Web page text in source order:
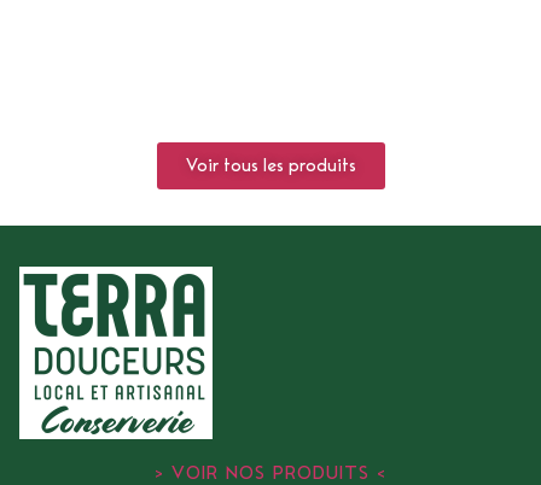
Voir tous les produits
> VOIR NOS PRODUITS <